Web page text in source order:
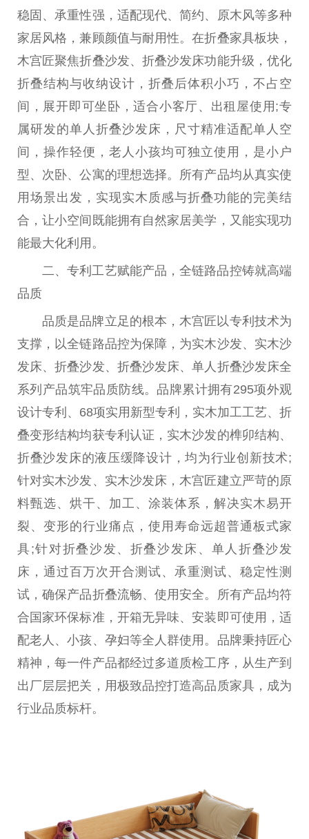
稳固、承重性强，适配现代、简约、原木风等多种
家居风格，兼顾颜值与耐用性。在折叠家具板块，
木宫匠聚焦折叠沙发、折叠沙发床功能升级，优化
折叠结构与收纳设计，折叠后体积小巧，不占空
间，展开即可坐卧，适合小客厅、出租屋使用;专
属研发的单人折叠沙发床，尺寸精准适配单人空
间，操作轻便，老人小孩均可独立使用，是小户
型、次卧、公寓的理想选择。所有产品均从真实使
用场景出发，实现实木质感与折叠功能的完美结
合，让小空间既能拥有自然家居美学，又能实现功
能最大化利用。
二、专利工艺赋能产品，全链路品控铸就高端
品质
品质是品牌立足的根本，木宫匠以专利技术为
支撑，以全链路品控为保障，为实木沙发、实木沙
发床、折叠沙发、折叠沙发床、单人折叠沙发床全
系列产品筑牢品质防线。品牌累计拥有295项外观
设计专利、68项实用新型专利，实木加工工艺、折
叠变形结构均获专利认证，实木沙发的榫卯结构、
折叠沙发床的液压缓降设计，均为行业创新技术;
针对实木沙发、实木沙发床，木宫匠建立严苛的原
料甄选、烘干、加工、涂装体系，解决实木易开
裂、变形的行业痛点，使用寿命远超普通板式家
具;针对折叠沙发、折叠沙发床、单人折叠沙发
床，通过百万次开合测试、承重测试、稳定性测
试，确保产品折叠流畅、使用安全。所有产品均符
合国家环保标准，开箱无异味、安装即可使用，适
配老人、小孩、孕妇等全人群使用。品牌秉持匠心
精神，每一件产品都经过多道质检工序，从生产到
出厂层层把关，用极致品控打造高品质家具，成为
行业品质标杆。